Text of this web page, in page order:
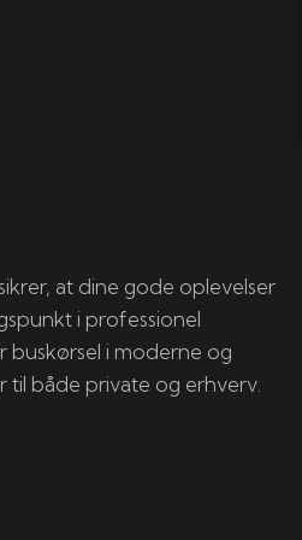
at dine gode oplevelser
i professionel
i moderne og
både private og erhverv.